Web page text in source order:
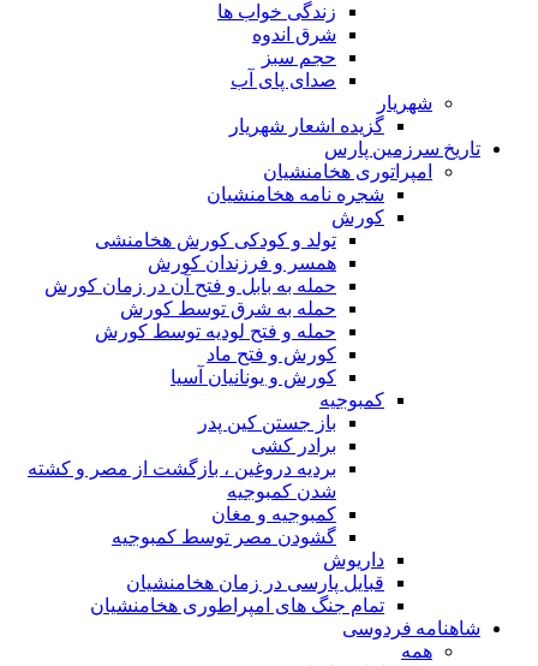
زندگی خواب ها
شرق اندوه
حجم سبز
صدای پای آب
شهریار
گزیده اشعار شهریار
تاریخ سرزمین پارس
امپراتوری هخامنشیان
شجره نامه هخامنشیان
کورش
تولد و کودکی کورش هخامنشی
همسر و فرزندان کورش
حمله به بابل و فتح آن در زمان کورش
حمله به شرق توسط کورش
حمله و فتح لودیه توسط کورش
کورش و فتح ماد
کورش و یونانیان آسیا
کمبوجیه
باز جستن کین پدر
برادر کشی
بردیه دروغین ، بازگشت از مصر و کشته
شدن کمبوجیه
کمبوجیه و مغان
گشودن مصر توسط کمبوجیه
داریوش
قبایل پارسی در زمان هخامنشیان
تمام جنگ های امپراطوری هخامنشیان
شاهنامه فردوسی
همه